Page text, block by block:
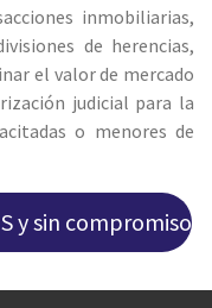
inmobiliarias,
de herencias,
el valor de mercado
judicial para la
o menores de
y sin compromiso